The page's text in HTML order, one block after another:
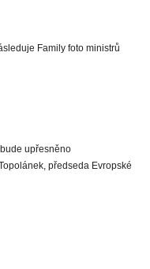
Family foto ministrů
upřesněno
předseda Evropské